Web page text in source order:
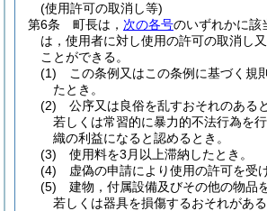
(使用許可の取消し等)
第6条
町長は， 次の各号のいずれかに該
は，使用者に対し使用の許可の取消し
ことができる。
(1)
この条例又はこの条例に基づく規
たとき。
(2)
公序又は良俗を乱すおそれのある
若しくは常習的に暴力的不法行為を
織の利益になると認めるとき。
(3)
使用料を3月以上滞納したとき。
(4)
虚偽の申請により使用の許可を受
(5)
建物，付属設備及びその他の物品
若しくは器具を損傷するおそれがある